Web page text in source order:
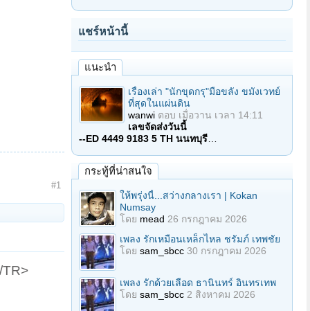
#1
TR>
แชร์หน้านี้
แนะนำ
เรื่องเล่า "นักขุดกรุ"มือขลัง ขมังเวทย์
ที่สุดในแผ่นดิน
wanwi ตอบ เมื่อวาน เวลา 14:11
เลขจัดส่งวันนี้
--ED 4449 9183 5 TH นนทบุรี
กระทู้ที่น่าสนใจ
ให้พรุ่งนี้...สว่างกลางเรา | Kokan
Numsay
โดย mead 26 กรกฎาคม 2026
เพลง รักเหมือนเหล็กไหล ชรัมภ์ เทพชัย
โดย sam_sbcc 30 กรกฎาคม 2026
เพลง รักด้วยเลือด ธานินทร์ อินทรเทพ
โดย sam_sbcc 2 สิงหาคม 2026